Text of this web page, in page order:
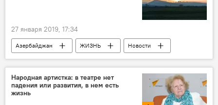
27 января 2019, 17:34
Азербайджан ЖИЗНЬ Новости
Народная артистка: в театре нет
падения или развития, в нем есть
жизнь